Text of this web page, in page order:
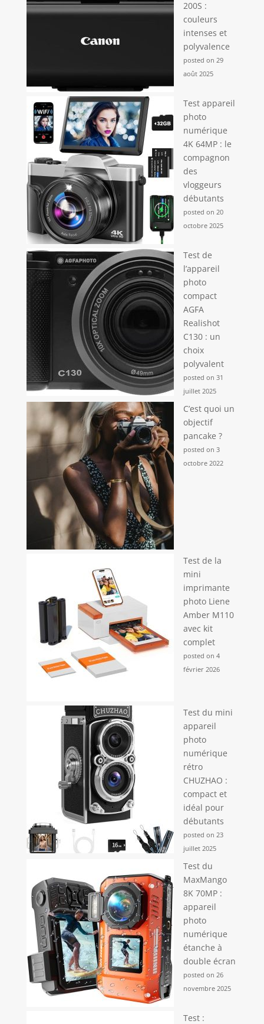
200S :
couleurs
intenses et
polyvalence
posted on 29
août 2025
Test appareil
photo
numérique
4K 64MP : le
compagnon
des
vloggeurs
débutants
posted on 20
octobre 2025
Test de
l’appareil
photo
compact
AGFA
Realishot
C130 : un
choix
polyvalent
posted on 31
juillet 2025
C’est quoi un
objectif
pancake ?
posted on 3
octobre 2022
Test de la
mini
imprimante
photo Liene
Amber M110
avec kit
complet
posted on 4
février 2026
Test du mini
appareil
photo
numérique
rétro
CHUZHAO :
compact et
idéal pour
débutants
posted on 23
juillet 2025
Test du
MaxMango
8K 70MP :
appareil
photo
numérique
étanche à
double écran
posted on 26
novembre 2025
Test :